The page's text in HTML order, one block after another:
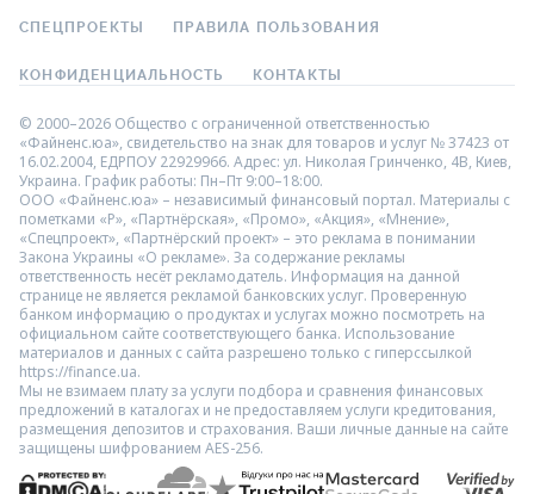
СПЕЦПРОЕКТЫ ПРАВИЛА ПОЛЬЗОВАНИЯ
КОНФИДЕНЦИАЛЬНОСТЬ КОНТАКТЫ
© 2000–2026 Общество с ограниченной ответственностью
«Файненс.юа», свидетельство на знак для товаров и услуг № 37423 от
16.02.2004, ЕДРПОУ 22929966. Адрес: ул. Николая Гринченко, 4В, Киев,
Украина. График работы: Пн–Пт 9:00–18:00.
ООО «Файненс.юа» – независимый финансовый портал. Материалы с
пометками «Р», «Партнёрская», «Промо», «Акция», «Мнение»,
«Спецпроект», «Партнёрский проект» – это реклама в понимании
Закона Украины «О рекламе». За содержание рекламы
ответственность несёт рекламодатель. Информация на данной
странице не является рекламой банковских услуг. Проверенную
банком информацию о продуктах и услугах можно посмотреть на
официальном сайте соответствующего банка. Использование
материалов и данных с сайта разрешено только с гиперссылкой
https://finance.ua.
Мы не взимаем плату за услуги подбора и сравнения финансовых
предложений в каталогах и не предоставляем услуги кредитования,
размещения депозитов и страхования. Ваши личные данные на сайте
защищены шифрованием AES-256.